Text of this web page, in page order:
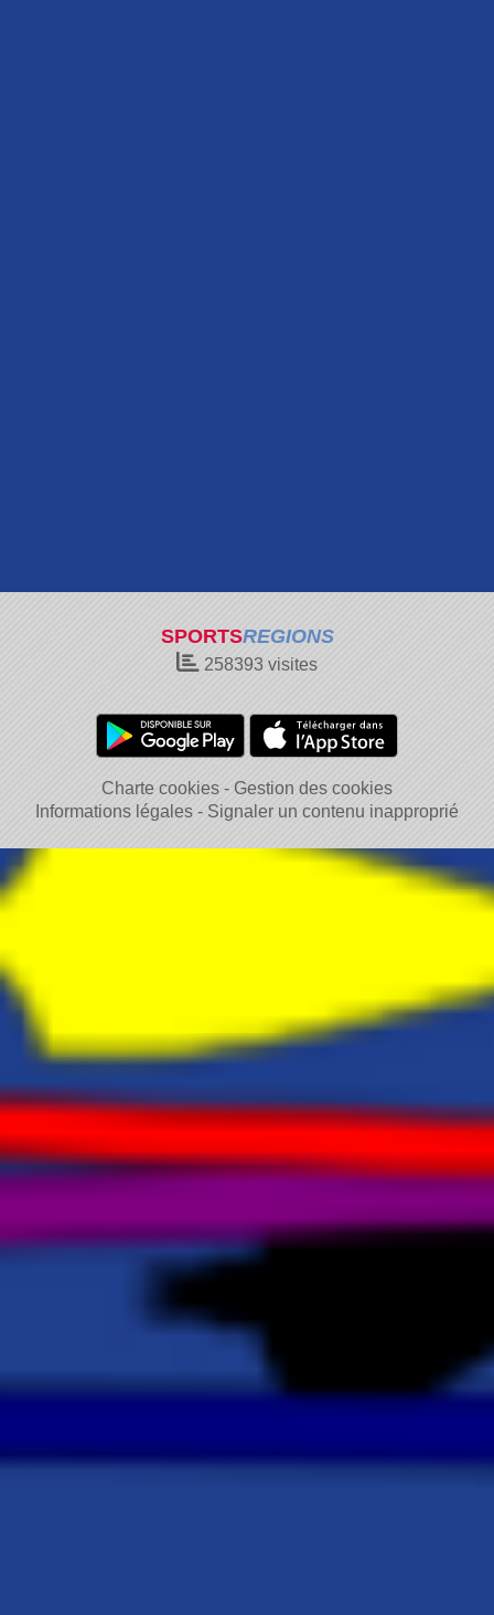
SPORTSREGIONS
258393 visites
Charte cookies
Gestion des cookies
Informations légales
Signaler un contenu inapproprié